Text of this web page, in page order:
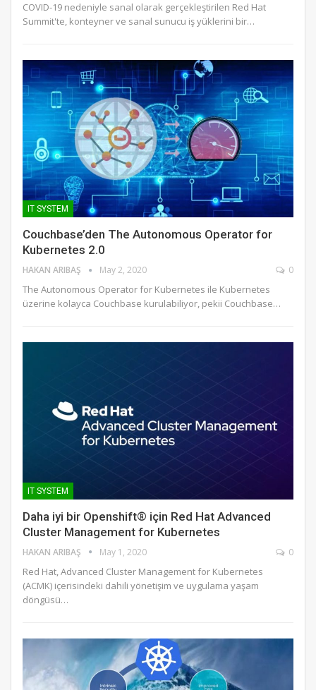
COVID-19 nedeniyle sanal olarak gerçekleştirilen Red Hat
Summit'te, konteyner ve sanal sunucu iş yüklerini bir…
IT SYSTEM
Couchbase’den The Autonomous Operator for
Kubernetes 2.0
HAKAN ARIBAŞ May 2, 2020 0
The Autonomous Operator for Kubernetes ile Kubernetes
üzerine kolayca Couchbase kurulabiliyor, pekii Couchbase…
IT SYSTEM
Daha iyi bir Openshift® için Red Hat Advanced
Cluster Management for Kubernetes
HAKAN ARIBAŞ May 1, 2020 0
Red Hat, Advanced Cluster Management for Kubernetes
(ACMK) içerisindeki dahili yönetişim ve uygulama yaşam
döngüsü…